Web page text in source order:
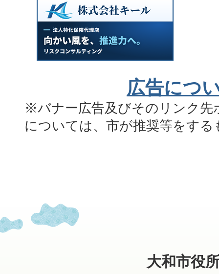
広告につ
※バナー広告及びそのリンク先
については、市が推奨等をす
大和市役